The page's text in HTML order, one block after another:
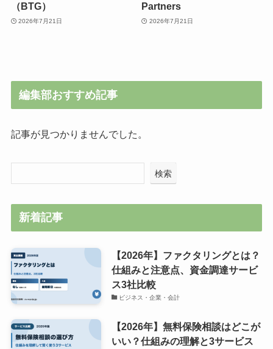
（BTG）
2026年7月21日
Partners
2026年7月21日
編集部おすすめ記事
記事が見つかりませんでした。
検索
新着記事
【2026年】ファクタリングとは？
仕組みと注意点、資金調達サービ
ス3社比較
ビジネス・企業・会計
【2026年】無料保険相談はどこが
いい？仕組みの理解と3サービス